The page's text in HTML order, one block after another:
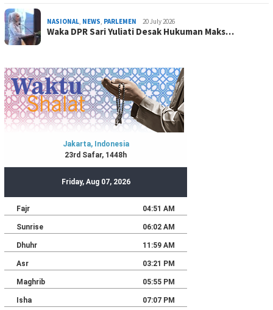
NASIONAL, NEWS, PARLEMEN 20 July 2026
Waka DPR Sari Yuliati Desak Hukuman Maks…